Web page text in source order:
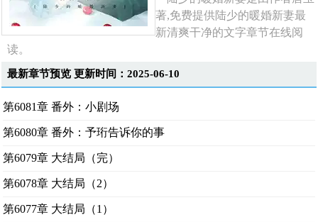
著,免费提供陆少的暖婚新妻最
新清爽干净的文字章节在线阅
读。
最新章节预览 更新时间：2025-06-10
第6081章 番外：小剧场
第6080章 番外：予珩告诉你的事
第6079章 大结局（完）
第6078章 大结局（2）
第6077章 大结局（1）